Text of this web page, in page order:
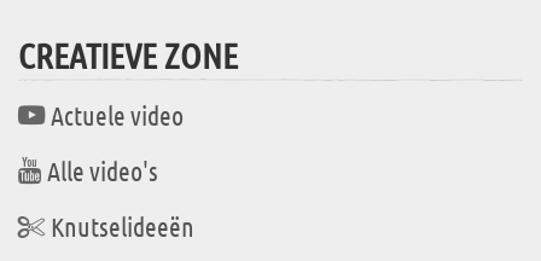
CREATIEVE ZONE
Actuele video
Alle video's
Knutselideeën